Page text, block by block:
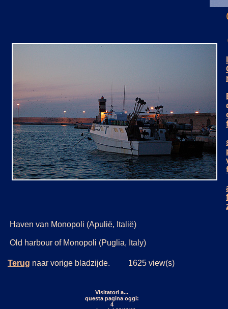
Haven van Monopoli (Apulië, Italië)
Old harbour of Monopoli (Puglia, Italy)
Terug naar vorige bladzijde. 1625 view(s)
Visitatori a...
questa pagina oggi:
4